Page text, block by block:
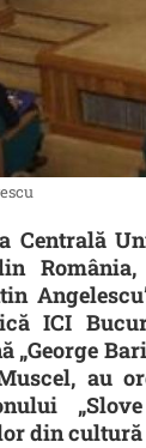
Centrală
ICI
„George
au
din cultură